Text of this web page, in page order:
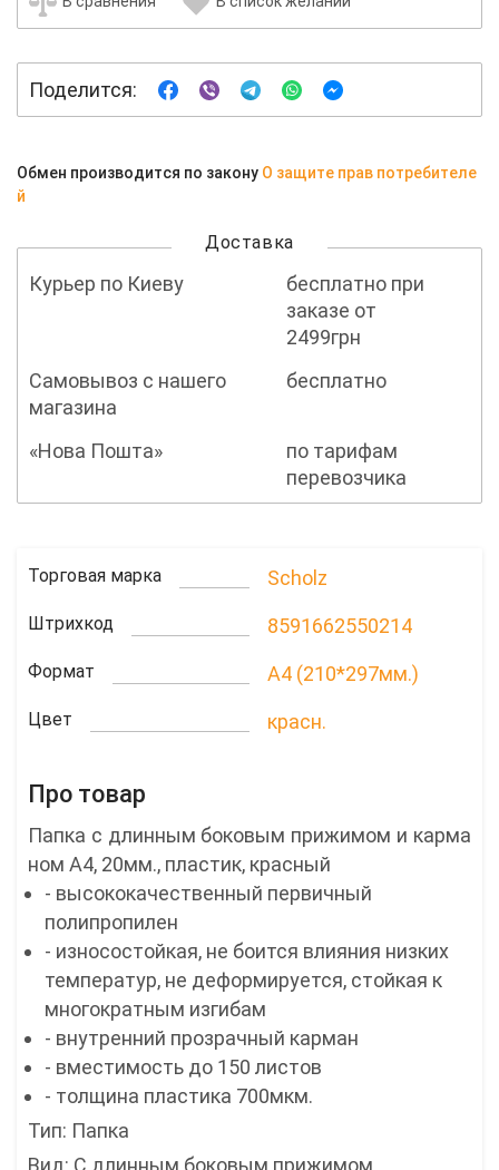
Поделится:
Обмен производится по закону О защите прав потребителе
й
Доставка
Курьер по Киеву
бесплатно при
заказе от
2499грн
Самовывоз с нашего
магазина
бесплатно
«Нова Пошта»
по тарифам
перевозчика
Торговая марка Scholz
Штрихкод 8591662550214
Формат A4 (210*297мм.)
Цвет красн.
Про товар
Папка с длинным боковым прижимом и карма
ном А4, 20мм., пластик, красный
- высококачественный первичный
полипропилен
- износостойкая, не боится влияния низких
температур, не деформируется, стойкая к
многократным изгибам
- внутренний прозрачный карман
- вместимость до 150 листов
- толщина пластика 700мкм.
Тип: Папка
Вид: С длинным боковым прижимом